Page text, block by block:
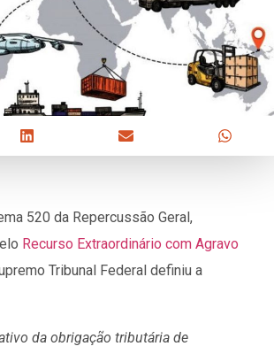
520 da Repercussão Geral,
Recurso Extraordinário com Agravo
Tribunal Federal definiu a
da obrigação tributária de